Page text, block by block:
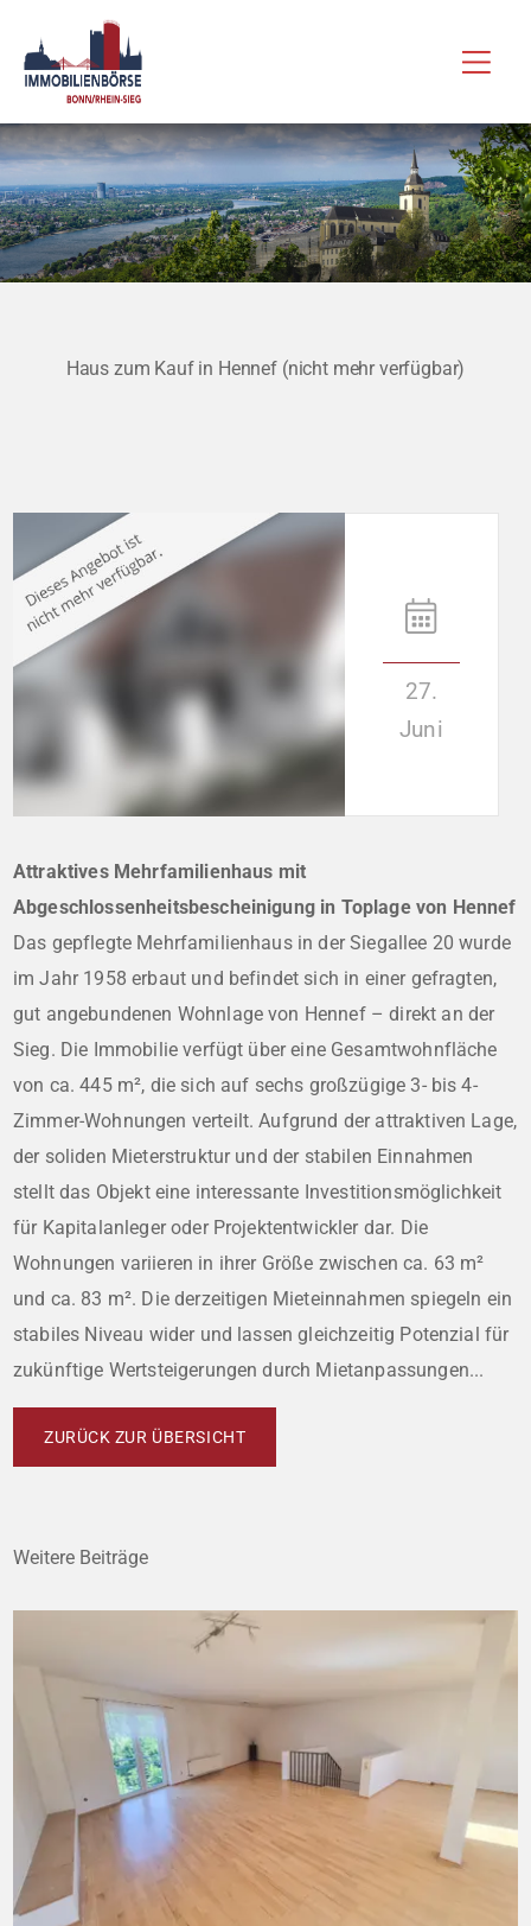
Inhalt
springen
Haus zum Kauf in Hennef (nicht mehr verfügbar)
27.
Juni
Attraktives Mehrfamilienhaus mit
Abgeschlossenheitsbescheinigung in Toplage von Hennef
Das gepflegte Mehrfamilienhaus in der Siegallee 20 wurde
im Jahr 1958 erbaut und befindet sich in einer gefragten,
gut angebundenen Wohnlage von Hennef – direkt an der
Sieg. Die Immobilie verfügt über eine Gesamtwohnfläche
von ca. 445 m², die sich auf sechs großzügige 3- bis 4-
Zimmer-Wohnungen verteilt. Aufgrund der attraktiven Lage,
der soliden Mieterstruktur und der stabilen Einnahmen
stellt das Objekt eine interessante Investitionsmöglichkeit
für Kapitalanleger oder Projektentwickler dar. Die
Wohnungen variieren in ihrer Größe zwischen ca. 63 m²
und ca. 83 m². Die derzeitigen Mieteinnahmen spiegeln ein
stabiles Niveau wider und lassen gleichzeitig Potenzial für
zukünftige Wertsteigerungen durch Mietanpassungen...
ZURÜCK ZUR ÜBERSICHT
Weitere Beiträge